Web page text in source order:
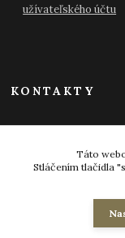
užívateľského účtu
KONTAKTY
Táto
Stláčením tlačidla